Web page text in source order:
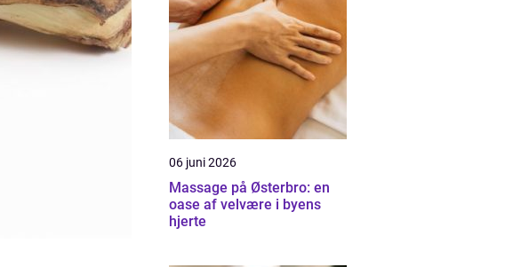
06 juni 2026
Massage på Østerbro: en
oase af velvære i byens
hjerte